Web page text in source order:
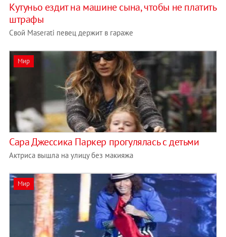
Кутуньо ездит на машине сына, чтобы не платить
штрафы
Свой Maserati певец держит в гараже
Мир
Сара Джессика Паркер прогулялась с детьми
Актриса вышла на улицу без макияжа
Мир